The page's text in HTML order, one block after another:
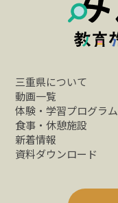
三重県について
動画一覧
体験・学習プログラム
食事・休憩施設
新着情報
資料ダウンロード